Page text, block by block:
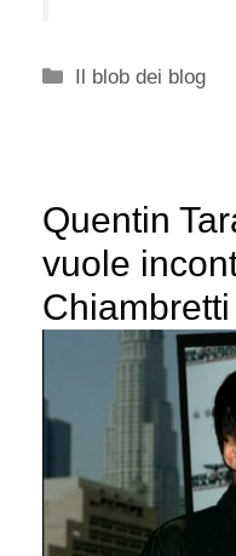
Categorie
Il blob dei blog
Quentin
vuole